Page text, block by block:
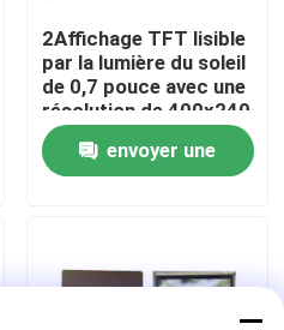
liquides TFT
2Affichage TFT lisible
par la lumière du soleil
de 0,7 pouce avec une
résolution de 400x240
et une interface SPI à
10 brochesenvoyer une